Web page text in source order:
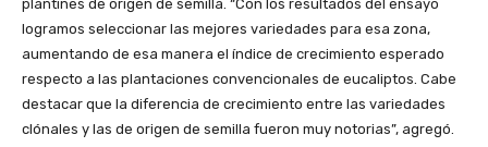
plantines de origen de semilla. “Con los resultados del ensayo
logramos seleccionar las mejores variedades para esa zona,
aumentando de esa manera el índice de crecimiento esperado
respecto a las plantaciones convencionales de eucaliptos. Cabe
destacar que la diferencia de crecimiento entre las variedades
clónales y las de origen de semilla fueron muy notorias”, agregó.